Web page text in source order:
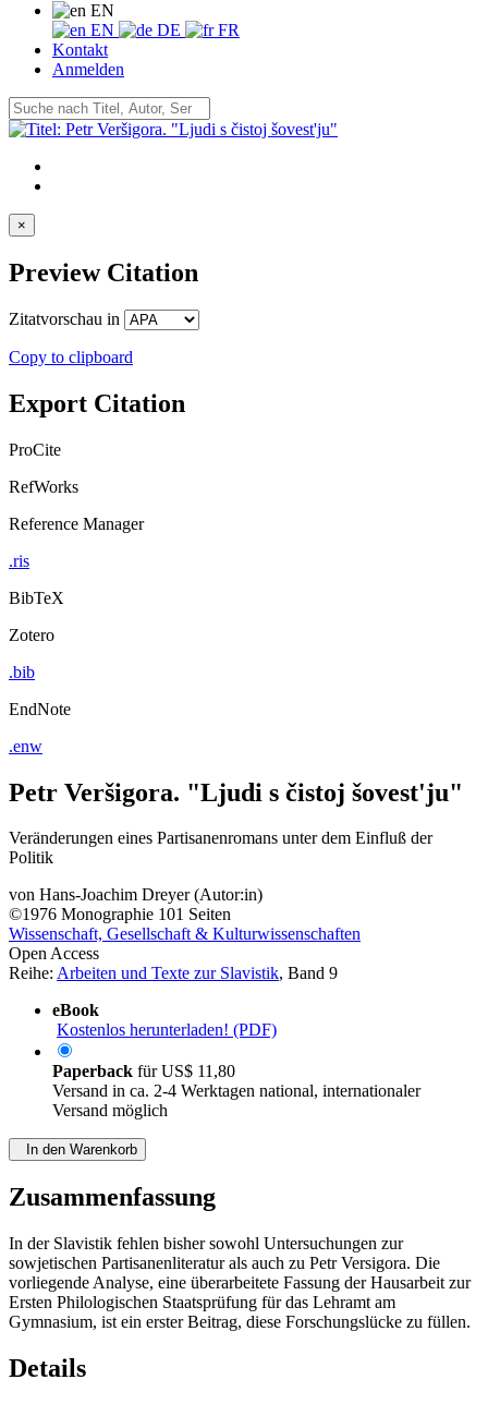
EN
EN
DE
FR
Kontakt
Anmelden
×
Preview Citation
Zitatvorschau in
Copy to clipboard
Export Citation
ProCite
RefWorks
Reference Manager
.ris
BibTeX
Zotero
.bib
EndNote
.enw
Petr Veršigora. "Ljudi s čistoj šovest'ju"
Veränderungen eines Partisanenromans unter dem Einfluß der
Politik
von Hans-Joachim Dreyer (Autor:in)
©1976 Monographie 101 Seiten
Wissenschaft, Gesellschaft & Kulturwissenschaften
Open Access
Reihe: Arbeiten und Texte zur Slavistik, Band 9
eBook
Kostenlos herunterladen! (PDF)
Paperback fürUS$ 11,80
Versand in ca. 2-4 Werktagen national, internationaler
Versand möglich
In den Warenkorb
Zusammenfassung
In der Slavistik fehlen bisher sowohl Untersuchungen zur
sowjetischen Partisanenliteratur als auch zu Petr Versigora. Die
vorliegende Analyse, eine überarbeitete Fassung der Hausarbeit zur
Ersten Philologischen Staatsprüfung für das Lehramt am
Gymnasium, ist ein erster Beitrag, diese Forschungslücke zu füllen.
Details